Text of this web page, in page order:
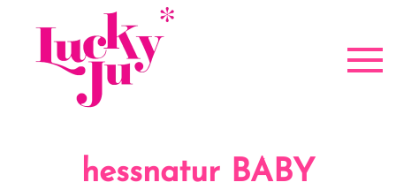
Zum Hauptinhalt springen
hessnatur BABY